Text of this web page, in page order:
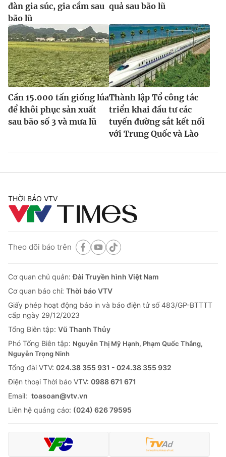
đàn gia súc, gia cầm sau
bão lũ
quả sau bão lũ
Cần 15.000 tấn giống lúa
để khôi phục sản xuất
sau bão số 3 và mưa lũ
Thành lập Tổ công tác
triển khai đầu tư các
tuyến đường sắt kết nối
với Trung Quốc và Lào
THỜI BÁO VTV
Theo dõi báo trên
Cơ quan chủ quản:Đài Truyền hình Việt Nam
Cơ quan báo chí: Thời báo VTV
Giấy phép hoạt động báo in và báo điện tử số 483/GP-BTTTT
cấp ngày 29/12/2023
Tổng Biên tập: Vũ Thanh Thủy
Phó Tổng Biên tập: Nguyễn Thị Mỹ Hạnh, Phạm Quốc Thắng,
Nguyễn Trọng Ninh
Tổng đài VTV: 024.38 355 931 - 024.38 355 932
Ðiện thoại Thời báo VTV: 0988 671 671
Email: toasoan@vtv.vn
Liên hệ quảng cáo: (024) 626 79595